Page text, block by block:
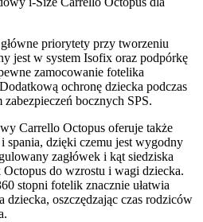
priorytety przy tworzeniu
jest w system Isofix oraz podpórkę
zamocowanie fotelika
ochronę dziecka podczas
bocznych SPS.
Carrello Octopus oferuje także
dzięki czemu jest wygodny
zagłówek i kąt siedziska
do wzrostu i wagi dziecka.
stopni fotelik znacznie ułatwia
dziecka, oszczędzając czas rodziców